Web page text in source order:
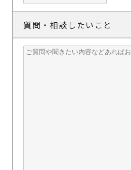
質問・相談したいこと